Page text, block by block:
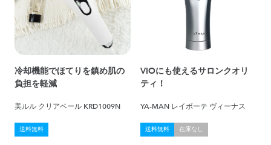
冷却機能でほてりを鎮め肌の
負担を軽減
美ルル クリアベール KRD1009N
送料無料
VIOにも使えるサロンクオリ
ティ！
YA-MAN レイボーテ ヴィーナス
送料無料 在庫なし